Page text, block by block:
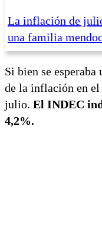
La inflación de
una familia
Si bien se
de la inflación en el
julio. El INDEC
4,2%.